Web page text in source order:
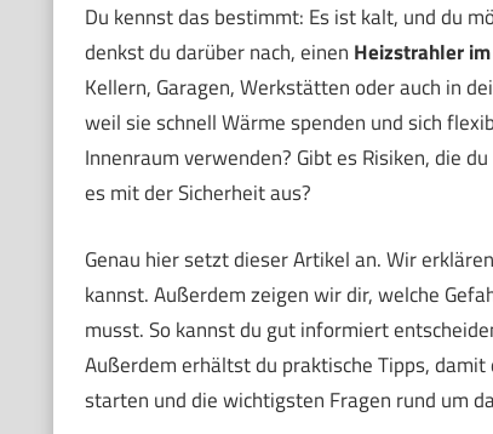
Du kennst das bestimmt: Es ist kalt, und du
denkst du darüber nach, einen Heizstrahler
Kellern, Garagen, Werkstätten oder auch in
weil sie schnell Wärme spenden und sich
Innenraum verwenden? Gibt es Risiken, die
es mit der Sicherheit aus?
Genau hier setzt dieser Artikel an. Wir
kannst. Außerdem zeigen wir dir, welche
musst. So kannst du gut informiert
Außerdem erhältst du praktische Tipps,
starten und die wichtigsten Fragen rund um